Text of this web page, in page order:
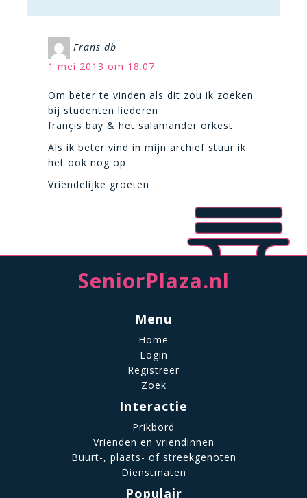
Frans db
1 mei 2013 om 18.07
Om beter te vinden als dit zou ik zoeken
bij studenten liederen
françis bay & het salamander orkest
Als ik beter vind in mijn archief stuur ik
het ook nog op.
Vriendelijke groeten
SeniorPlaza.nl
Menu
Home
Login
Registreer
Zoek
Interactie
Prikbord
Vrienden en vriendinnen
Buurt-, plaats- of streekgenoten
Dienstmaten
Populair